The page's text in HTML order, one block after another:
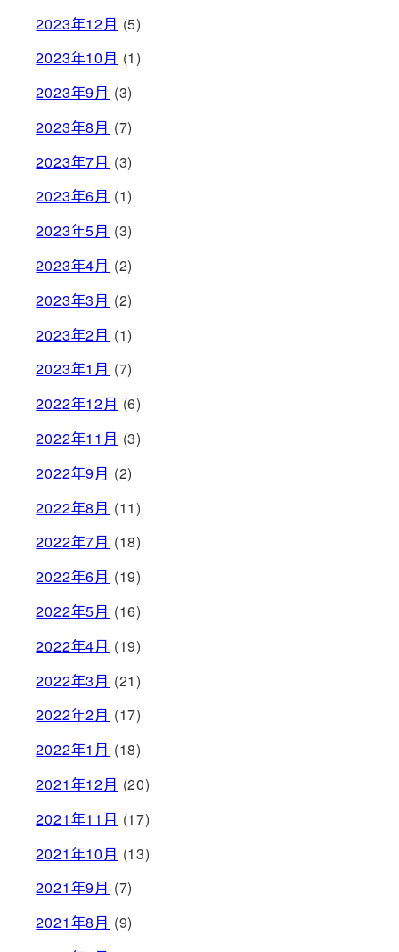
2023年12月 (5)
2023年10月 (1)
2023年9月 (3)
2023年8月 (7)
2023年7月 (3)
2023年6月 (1)
2023年5月 (3)
2023年4月 (2)
2023年3月 (2)
2023年2月 (1)
2023年1月 (7)
2022年12月 (6)
2022年11月 (3)
2022年9月 (2)
2022年8月 (11)
2022年7月 (18)
2022年6月 (19)
2022年5月 (16)
2022年4月 (19)
2022年3月 (21)
2022年2月 (17)
2022年1月 (18)
2021年12月 (20)
2021年11月 (17)
2021年10月 (13)
2021年9月 (7)
2021年8月 (9)